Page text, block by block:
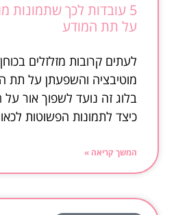
5 עובדות לכך שתמונות
על תת המודע
לעתים קרובות מזלזלים
מוטיבציה והשפעתן על תת
בלוג זה נועד לשפוך אור
כיצד לתמונות הפשוטות
המשך קריאה »